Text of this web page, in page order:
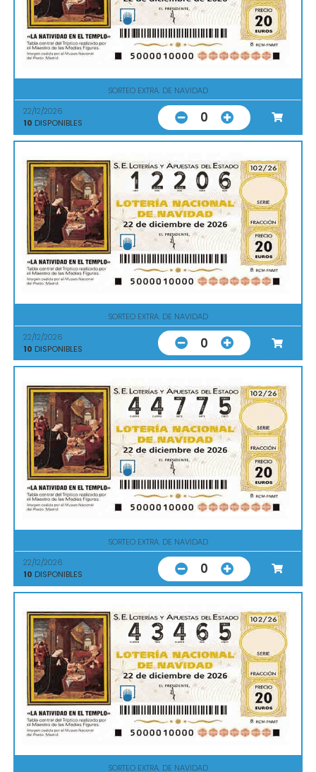
SORTEO EXTRA. DE NAVIDAD
22/12/2026
10 DISPONIBLES 0
SORTEO EXTRA. DE NAVIDAD
22/12/2026
10 DISPONIBLES 0
SORTEO EXTRA. DE NAVIDAD
22/12/2026
10 DISPONIBLES 0
SORTEO EXTRA. DE NAVIDAD